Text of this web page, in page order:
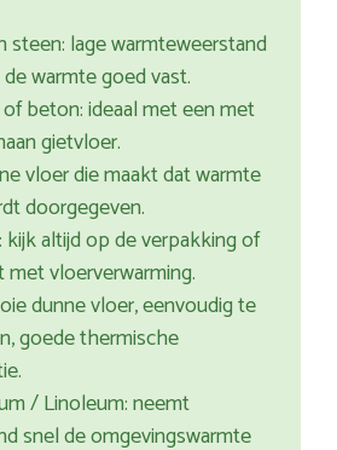
steen: lage warmteweerstand
warmte goed vast.
beton: ideaal met een met
gietvloer.
vloer die maakt dat warmte
doorgegeven.
kijk altijd op de verpakking of
vloerverwarming.
dunne vloer, eenvoudig te
goede thermische
/ Linoleum: neemt
snel de omgevingswarmte